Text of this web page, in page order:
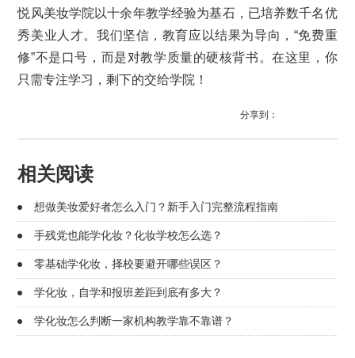
悦风美妆学院以十余年教学经验为基石，已培养数千名优
秀美业人才。我们坚信，教育应以结果为导向，“免费重
修”不是口号，而是对教学质量的硬核背书。在这里，你
只需专注学习，剩下的交给学院！
分享到：
相关阅读
想做美妆爱好者怎么入门？新手入门完整流程指南
手残党也能学化妆？化妆学校怎么选？
零基础学化妆，择校要避开哪些误区？
学化妆，自学和报班差距到底有多大？
学化妆怎么判断一家机构教学靠不靠谱？